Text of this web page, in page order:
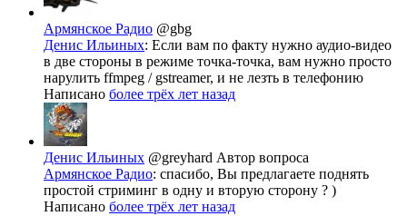
Армянское Радио @gbg
Денис Ильиных: Если вам по факту нужно аудио-видео
в две стороны в режиме точка-точка, вам нужно просто
нарулить ffmpeg / gstreamer, и не лезть в телефонию
Написано более трёх лет назад
Денис Ильиных @greyhard Автор вопроса
Армянское Радио: спасибо, Вы предлагаете поднять
простой стриминг в одну и вторую сторону ? )
Написано более трёх лет назад